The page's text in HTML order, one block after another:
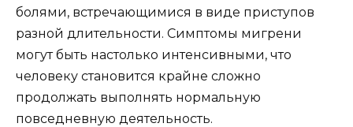
болями, встречающимися в виде приступов
разной длительности. Симптомы мигрени
могут быть настолько интенсивными, что
человеку становится крайне сложно
продолжать выполнять нормальную
повседневную деятельность.